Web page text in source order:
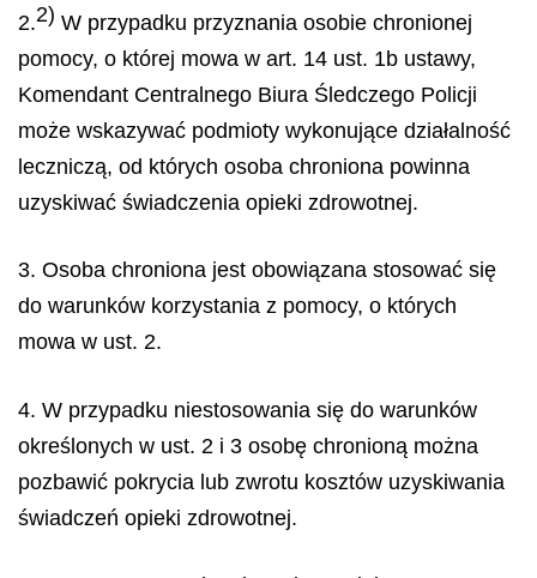
2.2) W przypadku przyznania osobie chronionej
pomocy, o której mowa w art. 14 ust. 1b ustawy,
Komendant Centralnego Biura Śledczego Policji
może wskazywać podmioty wykonujące działalność
leczniczą, od których osoba chroniona powinna
uzyskiwać świadczenia opieki zdrowotnej.
3. Osoba chroniona jest obowiązana stosować się
do warunków korzystania z pomocy, o których
mowa w ust. 2.
4. W przypadku niestosowania się do warunków
określonych w ust. 2 i 3 osobę chronioną można
pozbawić pokrycia lub zwrotu kosztów uzyskiwania
świadczeń opieki zdrowotnej.